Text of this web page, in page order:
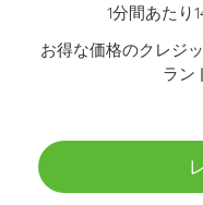
1分間あたり
お得な価格のクレジ
ラン